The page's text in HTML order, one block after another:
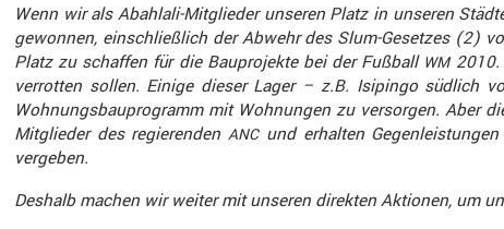
Wenn wir als Abahlali-Mitglieder unseren Platz in unseren
gewonnen, einschließ­lich der Abwehr des Slum-Gesetzes (2)
Platz zu schaffen für die Baupro­jekte bei der Fußball WM2010.
verrotten sollen. Einige dieser Lager – z.B. Isipingo südlich
Wohnungs­bau­pro­gramm mit Wohnungen zu versorgen. Aber
Mitglieder des regie­rendenANCund erhalten
vergeben.
Deshalb machen wir weiter mit unseren direkten Aktionen, um